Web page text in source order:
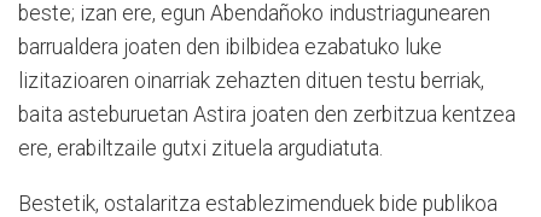
beste; izan ere, egun Abendañoko industriagunearen
barrualdera joaten den ibilbidea ezabatuko luke
lizitazioaren oinarriak zehazten dituen testu berriak,
baita asteburuetan Astira joaten den zerbitzua kentzea
ere, erabiltzaile gutxi zituela argudiatuta.
Bestetik, ostalaritza establezimenduek bide publikoa